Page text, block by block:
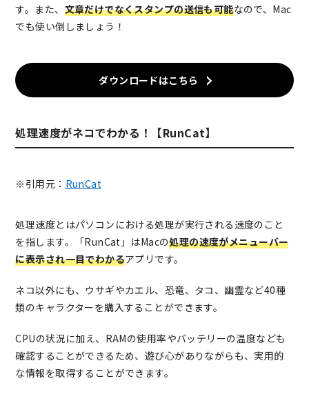
す。また、 文章だけでなくスタンプの送信も可能なので、Mac
でも使い倒しましょう！
ダウンロードはこちら
処理速度がネコでわかる！【RunCat】
※引用元： RunCat
処理速度とはパソコンにおける処理が実行される速度のこと
を指します。「RunCat」はMacの処理の速度がメニューバー
に表示され一目でわかるアプリです。
ネコ以外にも、ウサギやカエル、恐竜、タコ、幽霊など40種
類のキャラクターを購入することができます。
CPUの状況に加え、RAMの使用率やバッテリーの温度なども
確認することができるため、遊び心がありながらも、実用的
な情報を取得することができます。